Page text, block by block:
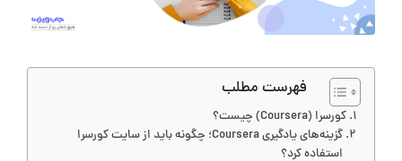
فهرست مطلب
کورسرا (Coursera) چیست؟
گزینه‌های یادگیری Coursera؛ چگونه باید از سایت کورسرا
استفاده کرد؟